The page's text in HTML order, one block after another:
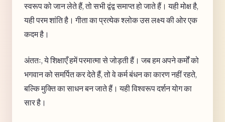
स्वरूप को जान लेते हैं, तो सभी द्वंद्व समाप्त हो जाते हैं। यही मोक्ष है,
यही परम शांति है। गीता का प्रत्येक श्लोक उस लक्ष्य की ओर एक
कदम है।
अंततः, ये शिक्षाएँ हमें परमात्मा से जोड़ती हैं। जब हम अपने कर्मों को
भगवान को समर्पित कर देते हैं, तो वे कर्म बंधन का कारण नहीं रहते,
बल्कि मुक्ति का साधन बन जाते हैं। यही विश्वरूप दर्शन योग का
सार है।